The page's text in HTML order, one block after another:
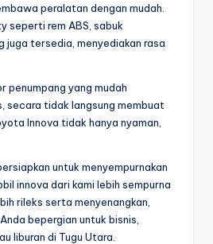
peralatan dengan mudah.
seperti rem ABS, sabuk
juga tersedia, menyediakan rasa
penumpang yang mudah
secara tidak langsung membuat
Innova tidak hanya nyaman,
untuk menyempurnakan
innova dari kami lebih sempurna
rileks serta menyenangkan,
bepergian untuk bisnis,
liburan di Tugu Utara.